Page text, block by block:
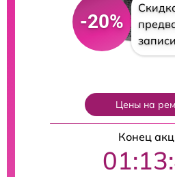
-20%
Цены на
Конец